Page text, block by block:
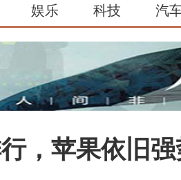
娱乐 科技 汽
，苹果依旧